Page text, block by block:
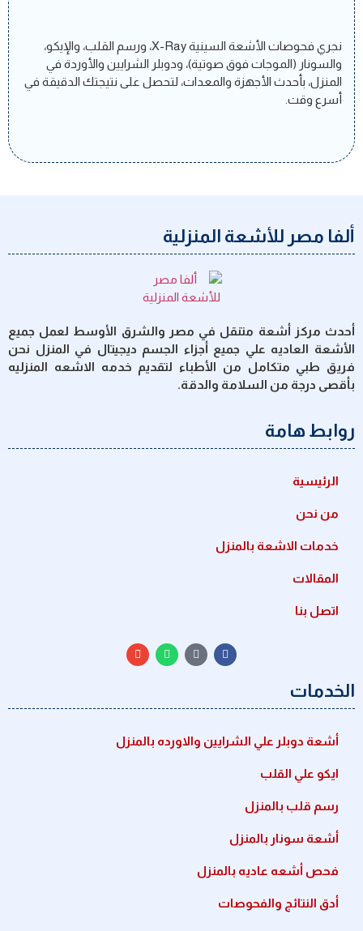
نجري فحوصات الأشعة السينية X-Ray، ورسم القلب، والإيكو،
والسونار (الموجات فوق صوتية)، ودوبلر الشرايين والأوردة في
المنزل، بأحدث الأجهزة والمعدات، لتحصل على نتيجتك الدقيقة في
أسرع وقت.
ألفا مصر للأشعة المنزلية
أحدث مركز أشعة متنقل في مصر والشرق الأوسط لعمل جميع
الأشعة العاديه علي جميع أجزاء الجسم ديجيتال في المنزل نحن
فريق طبي متكامل من الأطباء لتقديم خدمه الاشعه المنزليه
بأقصى درجة من السلامة والدقة.
روابط هامة
الرئيسية
من نحن
خدمات الاشعة بالمنزل
المقالات
اتصل بنا
الخدمات
أشعة دوبلر علي الشرايين والاورده بالمنزل
ايكو علي القلب
رسم قلب بالمنزل
أشعة سونار بالمنزل
فحص أشعه عاديه بالمنزل
أدق النتائج والفحوصات